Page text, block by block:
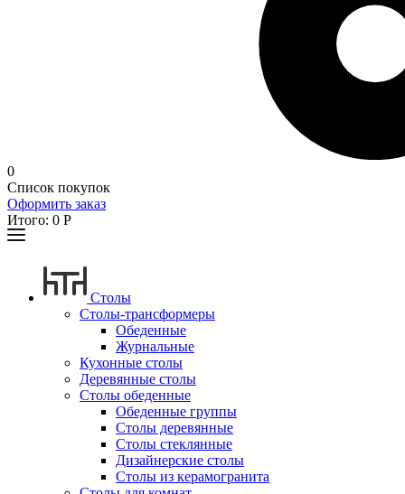
0
Список покупок
Оформить заказ
Итого: 0 Р
Столы
Столы-трансформеры
Обеденные
Журнальные
Кухонные столы
Деревянные столы
Столы обеденные
Обеденные группы
Столы деревянные
Столы стеклянные
Дизайнерские столы
Столы из керамогранита